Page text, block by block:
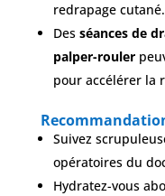
redrapage cutané.
Des séances de
palper-rouler
pour accélérer la
Suivez
opératoires du
Hydratez-vous